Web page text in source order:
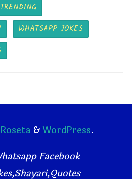
TRENDING
WHATSAPP JOKES
& WordPress.
Facebook